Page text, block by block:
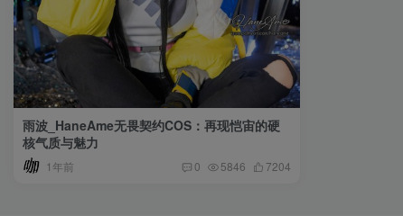
雨波_HaneAme无畏契约COS：再现恺宙的硬
核气质与魅力
1年前 0 5846 7204